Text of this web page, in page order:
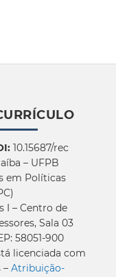
10.15687/rec
– UFPB
em Políticas
I – Centro de
Sala 03
58051-900
licenciada com
– Atribuição-